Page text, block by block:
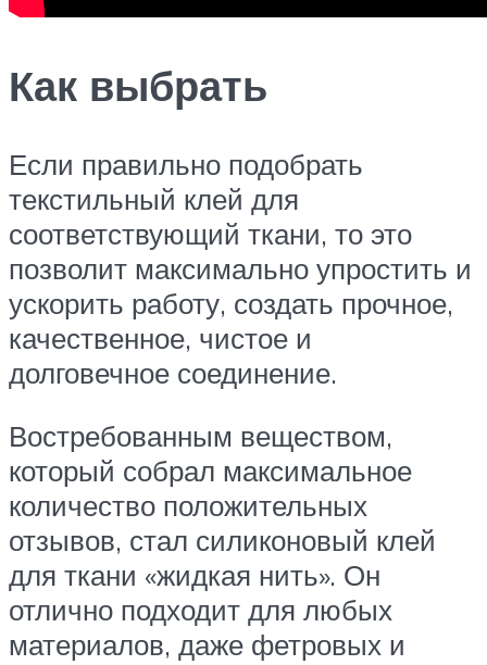
Как выбрать
Если правильно подобрать
текстильный клей для
соответствующий ткани, то это
позволит максимально упростить и
ускорить работу, создать прочное,
качественное, чистое и
долговечное соединение.
Востребованным веществом,
который собрал максимальное
количество положительных
отзывов, стал силиконовый клей
для ткани «жидкая нить». Он
отлично подходит для любых
материалов, даже фетровых и